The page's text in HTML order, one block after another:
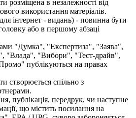
розміщена в незалежності від
використання матеріалів.
інтернет - видань) - повинна бути
або в першому абзаці
"Думка", "Експертиза", "Заява",
"Влада", "Вибори", "Тест-драйв",
публікуються на правах
створюється спільно з
публікація, передрук, чи наступне
що містить посилання на